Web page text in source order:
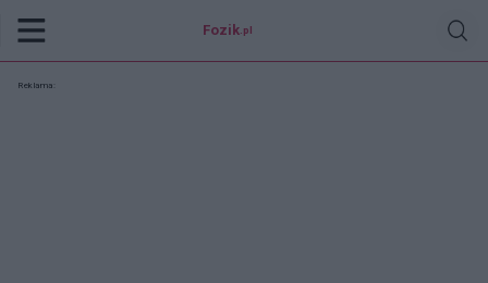
Fozik .pl
Reklama: